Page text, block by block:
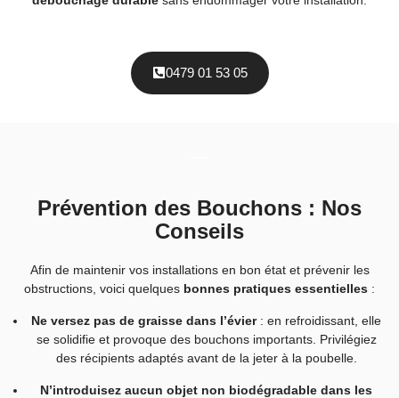
0479 01 53 05
Prévention des Bouchons : Nos
Conseils
Afin de maintenir vos installations en bon état et prévenir les
obstructions, voici quelques bonnes pratiques essentielles :
Ne versez pas de graisse dans l’évier: en refroidissant, elle
se solidifie et provoque des bouchons importants. Privilégiez
des récipients adaptés avant de la jeter à la poubelle.
N’introduisez aucun objet non biodégradable dans les